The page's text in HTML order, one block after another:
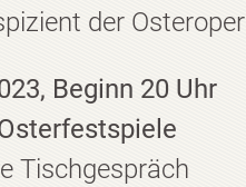
der Osteroper
Beginn 20 Uhr
Tischgespräch